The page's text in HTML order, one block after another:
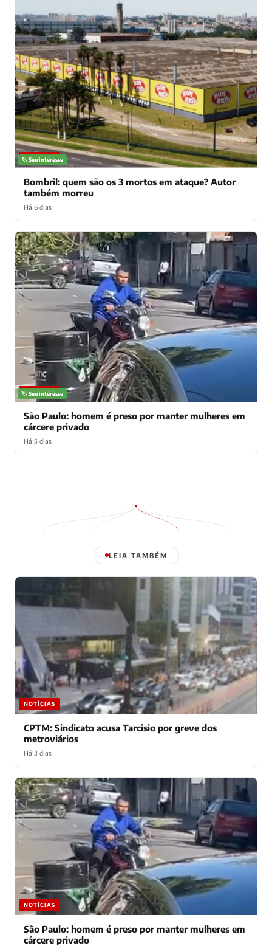
NOTÍCIAS
🏷️ Seu interesse
Bombril: quem são os 3 mortos em ataque? Autor
também morreu
Há 6 dias
NOTÍCIAS
🏷️ Seu interesse
São Paulo: homem é preso por manter mulheres em
cárcere privado
Há 5 dias
LEIA TAMBÉM
NOTÍCIAS
CPTM: Sindicato acusa Tarcisio por greve dos
metroviários
Há 3 dias
NOTÍCIAS
São Paulo: homem é preso por manter mulheres em
cárcere privado